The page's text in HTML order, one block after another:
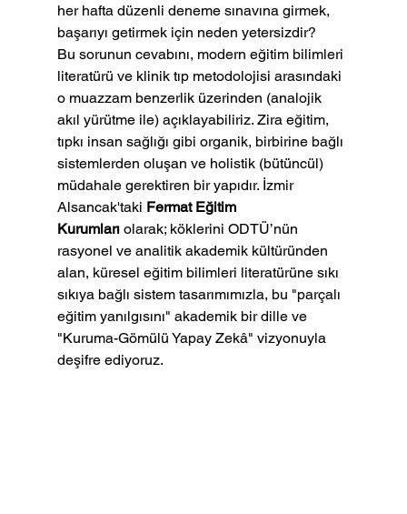
her hafta düzenli deneme sınavına girmek,
başarıyı getirmek için neden yetersizdir?
Bu sorunun cevabını, modern eğitim bilimleri
literatürü ve klinik tıp metodolojisi arasındaki
o muazzam benzerlik üzerinden (analojik
akıl yürütme ile) açıklayabiliriz. Zira eğitim,
tıpkı insan sağlığı gibi organik, birbirine bağlı
sistemlerden oluşan ve holistik (bütüncül)
müdahale gerektiren bir yapıdır. İzmir
Alsancak'taki Fermat Eğitim
Kurumları olarak; köklerini ODTÜ’nün
rasyonel ve analitik akademik kültüründen
alan, küresel eğitim bilimleri literatürüne sıkı
sıkıya bağlı sistem tasarımımızla, bu "parçalı
eğitim yanılgısını" akademik bir dille ve
"Kuruma-Gömülü Yapay Zekâ" vizyonuyla
deşifre ediyoruz.